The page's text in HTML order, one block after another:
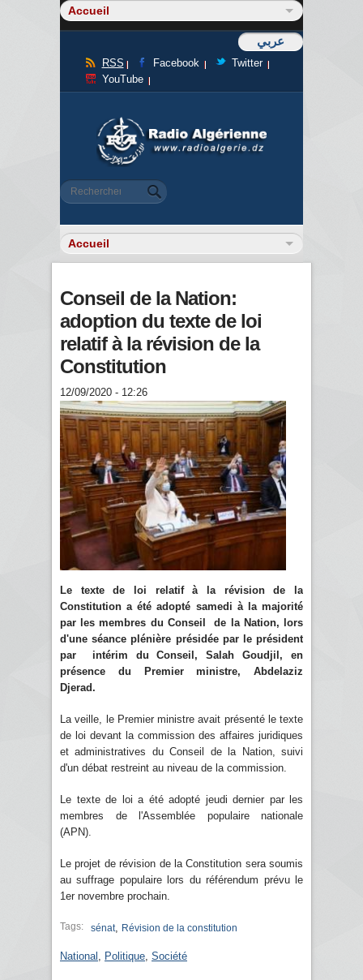
عربي
RSS Facebook
Twitter
YouTube
Formulaire de recherche
Rechercher
Conseil de la Nation:
adoption du texte de loi
relatif à la révision de la
Constitution
12/09/2020 - 12:26
Le texte de loi relatif à la révision de la
Constitution a été adopté samedi à la majorité
par les membres du Conseil de la Nation, lors
d'une séance plénière présidée par le président
par intérim du Conseil, Salah Goudjil, en
présence du Premier ministre, Abdelaziz
Djerad.
La veille, le Premier ministre avait présenté le texte
de loi devant la commission des affaires juridiques
et administratives du Conseil de la Nation, suivi
d'un débat restreint au niveau de la commission.
Le texte de loi a été adopté jeudi dernier par les
membres de l'Assemblée populaire nationale
(APN).
Le projet de révision de la Constitution sera soumis
au suffrage populaire lors du référendum prévu le
1er novembre prochain.
Tags: sénat, Révision de la constitution
National Politique Société